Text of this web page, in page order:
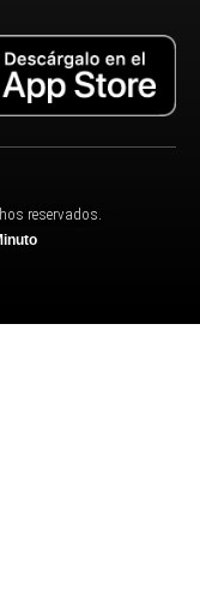
reservados.